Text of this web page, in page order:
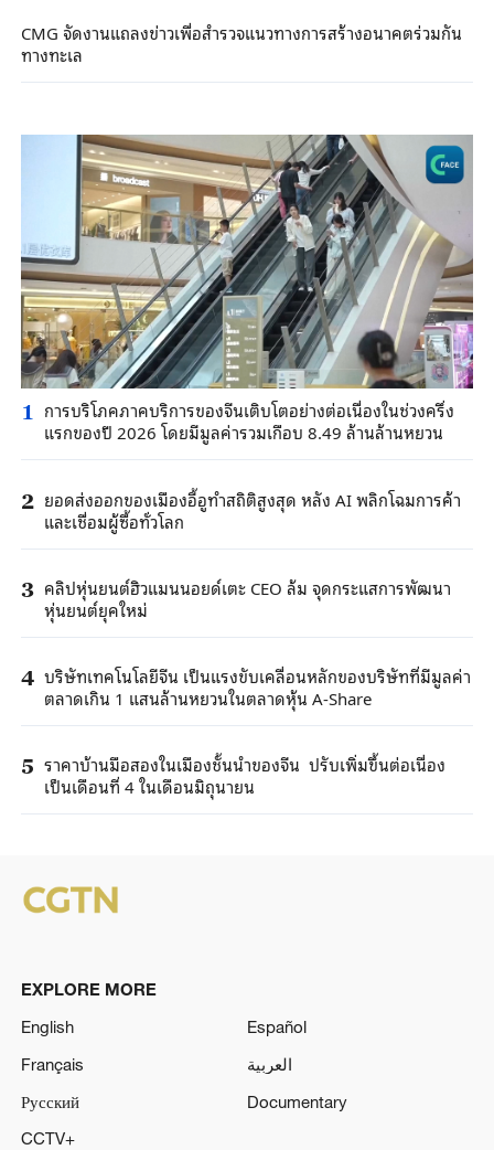
CMG จัดงานแถลงข่าวเพื่อสำรวจแนวทางการสร้างอนาคตร่วมกัน
ทางทะเล
1 การบริโภคภาคบริการของจีนเติบโตอย่างต่อเนื่องในช่วงครึ่ง
แรกของปี 2026 โดยมีมูลค่ารวมเกือบ 8.49 ล้านล้านหยวน
2 ยอดส่งออกของเมืองอี้อูทำสถิติสูงสุด หลัง AI พลิกโฉมการค้า
และเชื่อมผู้ซื้อทั่วโลก
3 คลิปหุ่นยนต์ฮิวแมนนอยด์เตะ CEO ล้ม จุดกระแสการพัฒนา
หุ่นยนต์ยุคใหม่
4 บริษัทเทคโนโลยีจีน เป็นแรงขับเคลื่อนหลักของบริษัทที่มีมูลค่า
ตลาดเกิน 1 แสนล้านหยวนในตลาดหุ้น A-Share
5 ราคาบ้านมือสองในเมืองชั้นนำของจีน ปรับเพิ่มขึ้นต่อเนื่อง
เป็นเดือนที่ 4 ในเดือนมิถุนายน
EXPLORE MORE
English
Español
Français
العربية
Русский
Documentary
CCTV+